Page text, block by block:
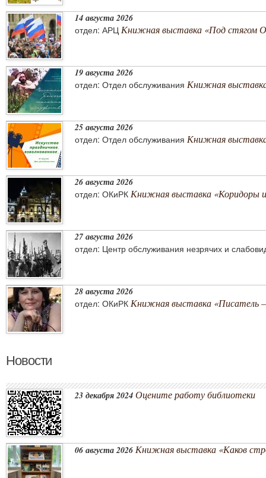
14 августа 2026
отдел: АРЦ Книжная выставка «Под стягом
19 августа 2026
отдел: Отдел обслуживания Книжная
25 августа 2026
отдел: Отдел обслуживания Книжная
26 августа 2026
отдел: ОКиРК Книжная выставка «Коридоры
27 августа 2026
отдел: Центр обслуживания незрячих и
28 августа 2026
отдел: ОКиРК Книжная выставка «Писатель
Новости
23 декабря 2024 Оцените работу библиотеки
06 августа 2026 Книжная выставка «Каков